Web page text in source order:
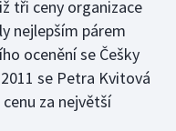
tři ceny organizace
nejlepším párem
ocenění se Češky
se Petra Kvitová
za největší